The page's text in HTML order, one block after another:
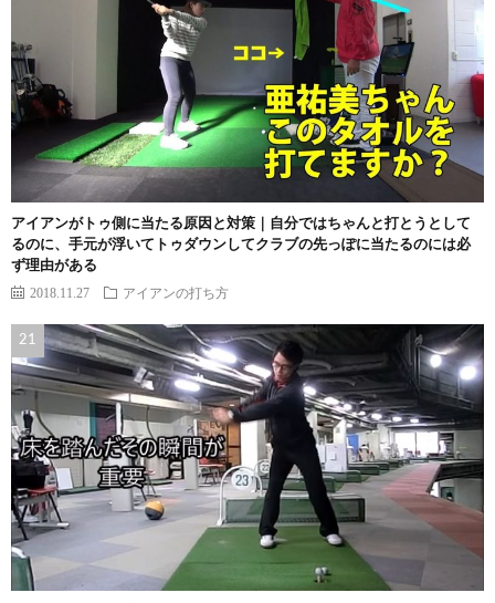
アイアンがトゥ側に当たる原因と対策｜自分ではちゃんと打とうとして
るのに、手元が浮いてトゥダウンしてクラブの先っぽに当たるのには必
ず理由がある
2018.11.27 アイアンの打ち方